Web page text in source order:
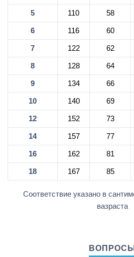
5 110 58
6 116 60
7 122 62
8 128 64
9 134 66
10 140 69
12 152 73
14 157 77
16 162 81
18 167 85
Соответствие указано в
вазраста